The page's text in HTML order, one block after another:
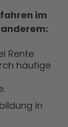
im
Rente
häufige
in